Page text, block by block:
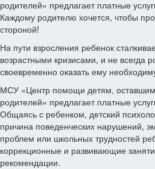
родителей» предлагает платные
Каждому родителю хочется, чтобы
стороной!
На пути взросления ребенок
возрастными кризисами, и не всегда
своевременно оказать ему
МСУ «Центр помощи детям,
родителей» предлагает платные
Общаясь с ребенком, детский
причина поведенческих нарушений,
проблем или школьных трудностей
коррекционные и развивающие
рекомендации.